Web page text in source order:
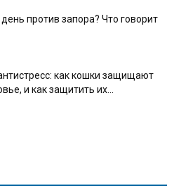
против запора? Что говорит
как кошки защищают
и как защитить их...